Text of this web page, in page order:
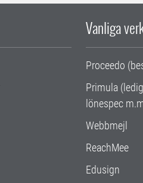
Vanliga
Proceedo
Primula
lönespec
Webbmejl
ReachMee
Edusign